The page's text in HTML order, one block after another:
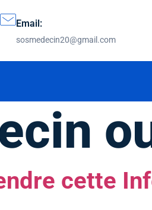
Email:
sosmedecin20@gmail.com
cette